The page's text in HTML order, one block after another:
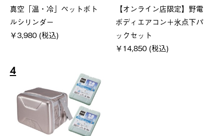
真空「温・冷」ペットボト
ルシリンダー
￥3,980 (税込)
【オンライン店限定】野電
ボディエアコン＋氷点下パ
ックセット
￥14,850 (税込)
4